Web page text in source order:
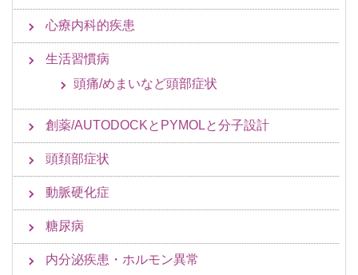
心療内科的疾患
生活習慣病
頭痛/めまいなど頭部症状
創薬/AUTODOCKとPYMOLと分子設計
頭頚部症状
動脈硬化症
糖尿病
内分泌疾患・ホルモン異常